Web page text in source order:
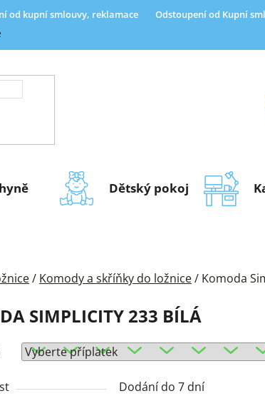
od kupní smlouvy, reklamace Odstoupení od Kupní
Dětský pokoj
/ Komody a skříňky do ložnice/ Komoda
SIMPLICITY 233 BÍLÁ
Dodání do 7 dní